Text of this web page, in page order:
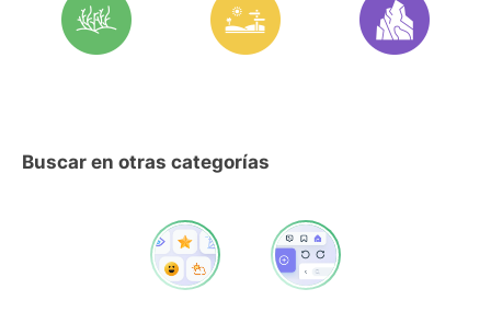
Buscar en otras categorías